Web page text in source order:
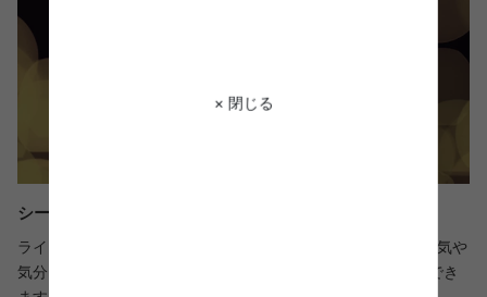
× 閉じる
シーンによって楽しめる8つの点灯パターン
ライトの点滅パターンは、バリエーション豊富な8種類。雰囲気や
気分に合わせて、リモコンのボタン一つで簡単に切り替えができ